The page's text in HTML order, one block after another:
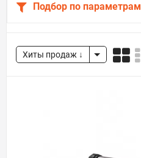
Подбор по параметрам
Хиты продаж